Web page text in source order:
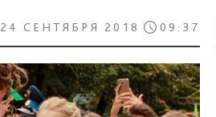
24 СЕНТЯБРЯ 2018 09:37